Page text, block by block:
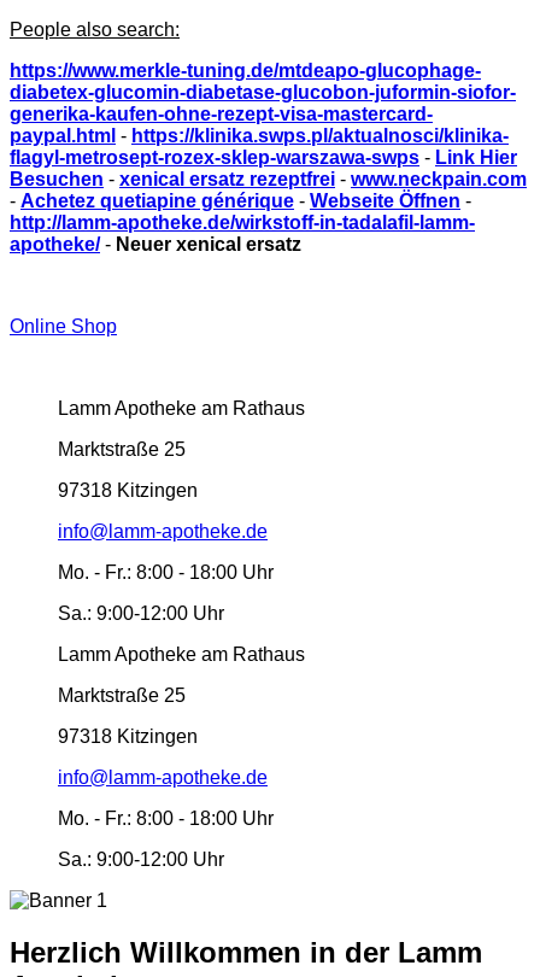
People also search:
https://www.merkle-tuning.de/mtdeapo-glucophage-
diabetex-glucomin-diabetase-glucobon-juformin-siofor-
generika-kaufen-ohne-rezept-visa-mastercard-
paypal.html - https://klinika.swps.pl/aktualnosci/klinika-
flagyl-metrosept-rozex-sklep-warszawa-swps - Link Hier
Besuchen - xenical ersatz rezeptfrei - www.neckpain.com
- Achetez quetiapine générique - Webseite Öffnen -
http://lamm-apotheke.de/wirkstoff-in-tadalafil-lamm-
apotheke/- Neuer xenical ersatz
Online Shop
Lamm Apotheke am Rathaus
Marktstraße 25
97318 Kitzingen
info@lamm-apotheke.de
Mo. - Fr.: 8:00 - 18:00 Uhr
Sa.: 9:00-12:00 Uhr
Lamm Apotheke am Rathaus
Marktstraße 25
97318 Kitzingen
info@lamm-apotheke.de
Mo. - Fr.: 8:00 - 18:00 Uhr
Sa.: 9:00-12:00 Uhr
Herzlich Willkommen in der Lamm